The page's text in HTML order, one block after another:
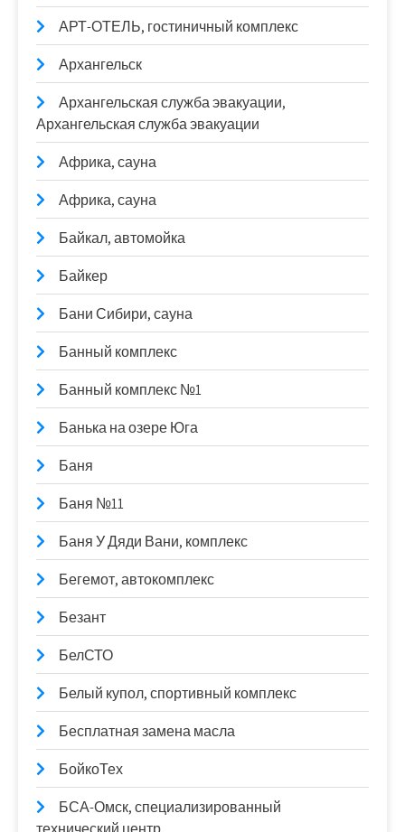
АРТ-ОТЕЛЬ, гостиничный комплекс
Архангельск
Архангельская служба эвакуации,
Архангельская служба эвакуации
Африка, сауна
Африка, сауна
Байкал, автомойка
Байкер
Бани Сибири, сауна
Банный комплекс
Банный комплекс №1
Банька на озере Юга
Баня
Баня №11
Баня У Дяди Вани, комплекс
Бегемот, автокомплекс
Безант
БелСТО
Белый купол, спортивный комплекс
Бесплатная замена масла
БойкоТех
БСА-Омск, специализированный